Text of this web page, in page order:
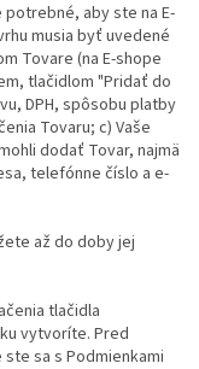
potrebné, aby ste na E-
musia byť uvedené
Tovare (na E-shope
tlačidlom "Pridať do
DPH, spôsobu platby
Tovaru; c) Vaše
dodať Tovar, najmä
telefónne číslo a e-
až do doby jej
tlačidla
vytvoríte. Pred
sa s Podmienkami